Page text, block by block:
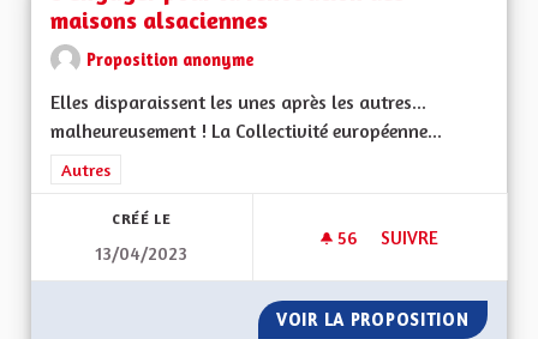
maisons alsaciennes
Proposition anonyme
Elles disparaissent les unes après les autres...
malheureusement ! La Collectivité européenne...
Filtrer les résultats de la catégorie : Autres
Autres
CRÉÉ LE
13/04/2023
56 56 ABONNÉS
SUIVRE
VOIR LA PROPOSITION